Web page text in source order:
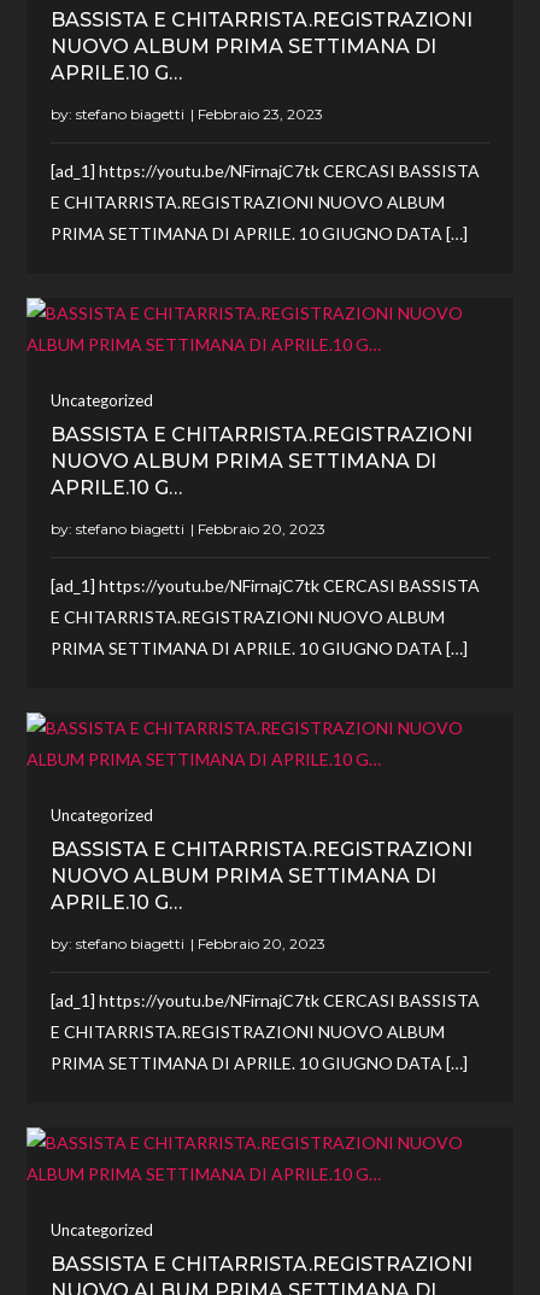
BASSISTA E CHITARRISTA.REGISTRAZIONI
NUOVO ALBUM PRIMA SETTIMANA DI
APRILE.10 G…
by:stefano biagetti
[ad_1] https://youtu.be/NFirnajC7tk CERCASI BASSISTA
E CHITARRISTA.REGISTRAZIONI NUOVO ALBUM
PRIMA SETTIMANA DI APRILE. 10 GIUGNO DATA […]
Uncategorized
BASSISTA E CHITARRISTA.REGISTRAZIONI
NUOVO ALBUM PRIMA SETTIMANA DI
APRILE.10 G…
by:stefano biagetti
[ad_1] https://youtu.be/NFirnajC7tk CERCASI BASSISTA
E CHITARRISTA.REGISTRAZIONI NUOVO ALBUM
PRIMA SETTIMANA DI APRILE. 10 GIUGNO DATA […]
Uncategorized
BASSISTA E CHITARRISTA.REGISTRAZIONI
NUOVO ALBUM PRIMA SETTIMANA DI
APRILE.10 G…
by:stefano biagetti
[ad_1] https://youtu.be/NFirnajC7tk CERCASI BASSISTA
E CHITARRISTA.REGISTRAZIONI NUOVO ALBUM
PRIMA SETTIMANA DI APRILE. 10 GIUGNO DATA […]
Uncategorized
BASSISTA E CHITARRISTA.REGISTRAZIONI